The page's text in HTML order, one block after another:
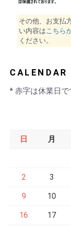
その他、お支払
い内容はこちら
ください。
CALENDAR
* 赤字は休業日で
日 月
2 3
9 10
16 17